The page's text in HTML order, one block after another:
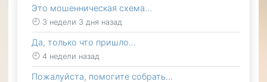
Это мошенническая схема…
3 недели 3 дня назад
Да, только что пришло…
4 недели назад
Пожалуйста, помогите собрать…